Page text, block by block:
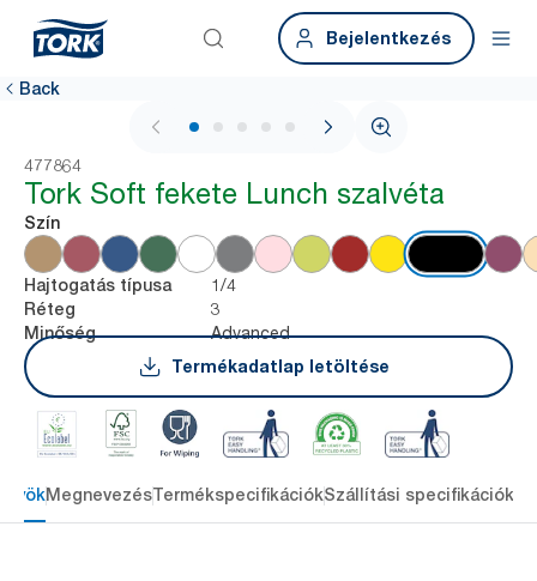
Bejelentkezés
Back
1 / 6
477864
Tork Soft fekete Lunch szalvéta
Szín
Hajtogatás típusa 1/4
Réteg 3
Minőség
Advanced
Termékadatlap letöltése
MegnevezésTermékspecifikációkSzállítási specifikációk